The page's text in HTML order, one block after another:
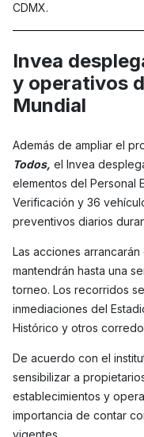
CDMX.
Invea
y operativos
Mundial
Además de ampliar el
Todos, el Invea
elementos del Personal
Verificación y 36
preventivos diarios
Las acciones
mantendrán hasta una
torneo. Los recorridos
inmediaciones del
Histórico y otros
De acuerdo con el
sensibilizar a
establecimientos y
importancia de contar
vigentes.